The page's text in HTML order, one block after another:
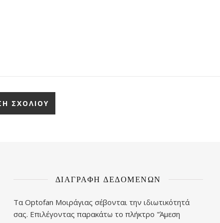
ΔΙΑΓΡΑΦΉ ΔΕΔΟΜΈΝΩΝ
Τα Optofan Μοιράγιας σέβονται την ιδιωτικότητά
σας. Επιλέγοντας παρακάτω το πλήκτρο "Άμεση